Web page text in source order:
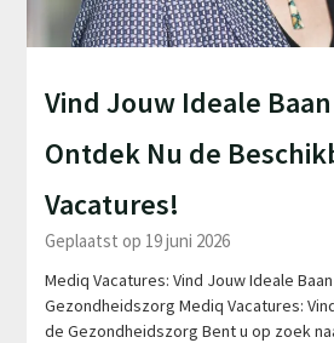
Vind Jouw Ideale
Ontdek Nu de
Vacatures!
Geplaatst op 19 juni 2026
Mediq Vacatures: Vind Jouw Ideale
Gezondheidszorg Mediq Vacatures:
de Gezondheidszorg Bent u op zoek